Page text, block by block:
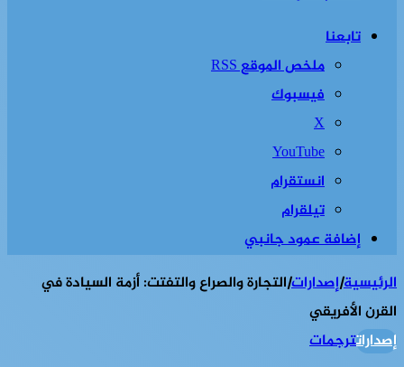
تابعنا
ملخص الموقع RSS
فيسبوك
‫X
‫YouTube
انستقرام
تيلقرام
إضافة عمود جانبي
الرئيسية|إصدارات|التجارة والصراع والتفتت: أزمة السيادة في
القرن الأفريقي
إصداراتترجمات